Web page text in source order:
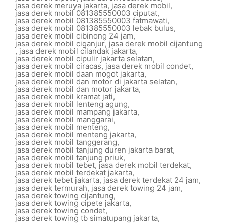
jasa derek meruya jakarta, jasa derek mobil,
jasa derek mobil 081385550003 ciputat,
jasa derek mobil 081385550003 fatmawati,
jasa derek mobil 081385550003 lebak bulus,
jasa derek mobil cibinong 24 jam,
jasa derek mobil ciganjur, jasa derek mobil cijantung
, jasa derek mobil cilandak jakarta,
jasa derek mobil cipulir jakarta selatan,
jasa derek mobil ciracas, jasa derek mobil condet,
jasa derek mobil daan mogot jakarta,
jasa derek mobil dan motor di jakarta selatan,
jasa derek mobil dan motor jakarta,
jasa derek mobil kramat jati,
jasa derek mobil lenteng agung,
jasa derek mobil mampang jakarta,
jasa derek mobil manggarai,
jasa derek mobil menteng,
jasa derek mobil menteng jakarta,
jasa derek mobil tanggerang,
jasa derek mobil tanjung duren jakarta barat,
jasa derek mobil tanjung priuk,
jasa derek mobil tebet, jasa derek mobil terdekat,
jasa derek mobil terdekat jakarta,
jasa derek tebet jakarta, jasa derek terdekat 24 jam,
jasa derek termurah, jasa derek towing 24 jam,
jasa derek towing cijantung,
jasa derek towing cipete jakarta,
jasa derek towing condet,
jasa derek towing tb simatupang jakarta,